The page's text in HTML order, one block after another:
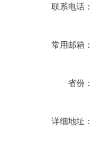
联系电话：
常用邮箱：
省份：
详细地址：